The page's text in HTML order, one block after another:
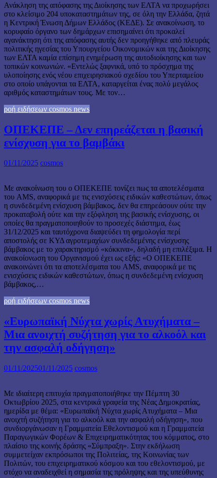
Ανάκληση της απόφασης της Διοίκησης των ΕΛΤΑ να προχωρήσει
στο κλείσιμο 204 υποκαταστημάτων της, σε όλη την Ελλάδα, ζητά
η Κεντρική Ένωση Δήμων Ελλάδος (ΚΕΔΕ). Σε ανακοίνωση, το
κορυφαίο όργανο των δημάρχων επισημαίνει ότι προκαλεί
αγανάκτηση ότι της απόφασης αυτής δεν προηγήθηκε από πλευράς
πολιτικής ηγεσίας του Υπουργείου Οικονομικών και της Διοίκησης
των ΕΛΤΑ καμία επίσημη ενημέρωση της αυτοδιοίκησης και των
τοπικών κοινωνιών. «Εντελώς ξαφνικά, υπό το πρόσχημα της
υλοποίησης ενός νέου επιχειρησιακού σχεδίου του Υπερταμείου
στο οποίο υπάγονται τα ΕΛΤΑ, καταργείται ένας πολύ μεγάλος
αριθμός καταστημάτων τους. Με τον…
ροή ειδήσεων cosmos news
ΟΠΕΚΕΠΕ – Δεν επηρεάζεται η βασική
ενίσχυση για το βαμβάκι
01/11/2025 cosmos
Με ανακοίνωση του ο ΟΠΕΚΕΠΕ τονίζει πως τα αποτελέσματα
του AMS, αναφορικά με τις ενισχύσεις ειδικών καθεστώτων, όπως
η συνδεδεμένη ενίσχυση βάμβακος, δεν θα επηρεάσουν ούτε την
προκαταβολή ούτε και την εξόφληση της βασικής ενίσχυσης, οι
οποίες θα πραγματοποιηθούν το προσεχές διάστημα, έως
31/12/2025 και ταυτόχρονα διαψεύδει τη φημολογία περί
αποστολής σε ΚΥΔ αγροτεμαχίων συνδεδεμένης ενίσχυσης
βάμβακος με το χαρακτηρισμό «κόκκινα», δηλαδή μη επιλέξιμα. Η
ανακοίονωση του Οργανισμού έχει ως εξής: «Ο ΟΠΕΚΕΠΕ
ανακοινώνει ότι τα αποτελέσματα του AMS, αναφορικά με τις
ενισχύσεις ειδικών καθεστώτων, όπως η συνδεδεμένη ενίσχυση
βάμβακος,…
ροή ειδήσεων cosmos news
«Ευρωπαϊκή Νύχτα χωρίς Ατυχήματα –
Μια ανοιχτή συζήτηση για το αλκοόλ και
την ασφαλή οδήγηση»
01/11/202501/11/2025 cosmos
Με ιδιαίτερη επιτυχία πραγματοποιήθηκε την Πέμπτη 30
Οκτωβρίου 2025, στα κεντρικά γραφεία της Νέας Δημοκρατίας,
ημερίδα με θέμα: «Ευρωπαϊκή Νύχτα χωρίς Ατυχήματα – Μια
ανοιχτή συζήτηση για το αλκοόλ και την ασφαλή οδήγηση», που
συνδιοργάνωσαν η Γραμματεία Εθελοντισμού και η Γραμματεία
Παραγωγικών Φορέων & Επιχειρηματικότητας του κόμματος, στο
πλαίσιο της κοινής δράσης «Σύμπραξη». Στην εκδήλωση
συμμετείχαν εκπρόσωποι της Πολιτείας, της Κοινωνίας των
Πολιτών, του επιχειρηματικού κόσμου και του εθελοντισμού, με
στόχο να αναδειχθεί η σημασία της πρόληψης και της υπεύθυνης